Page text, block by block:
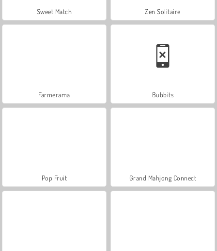
Sweet Match Zen Solitaire
Farmerama Bubbits
Pop Fruit Grand Mahjong Connect